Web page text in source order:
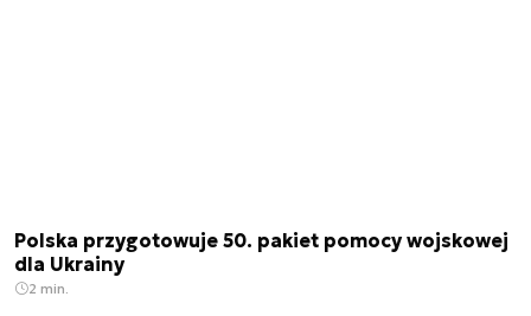
Polska przygotowuje 50. pakiet pomocy wojskowej
dla Ukrainy
2 min.